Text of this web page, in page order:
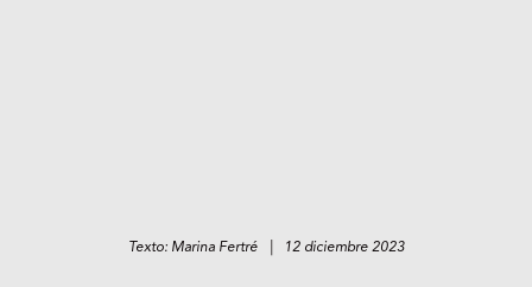
Texto: Marina Fertré | 12 diciembre 2023